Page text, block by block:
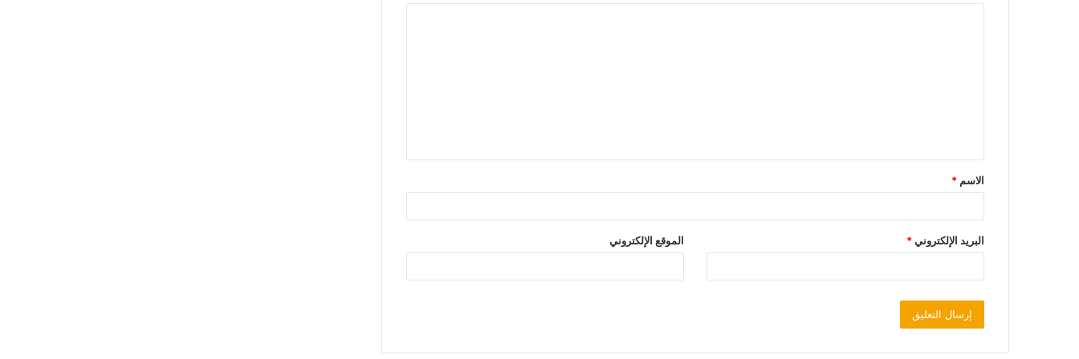
الاسم *
البريد الإلكتروني* الموقع الإلكتروني